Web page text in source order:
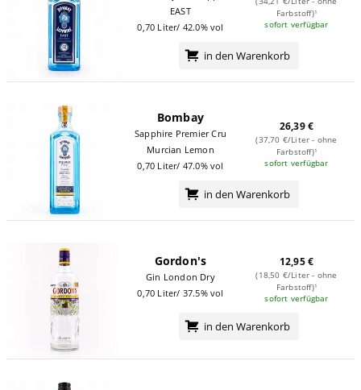
EAST
0,70 Liter/ 42.0% vol
Farbstoff)¹
sofort verfügbar
in den Warenkorb
Bombay
Sapphire Premier Cru
Murcian Lemon
0,70 Liter/ 47.0% vol
26,39 €
(37,70 €/Liter - ohne
Farbstoff)¹
sofort verfügbar
in den Warenkorb
Gordon's
Gin London Dry
0,70 Liter/ 37.5% vol
12,95 €
(18,50 €/Liter - ohne
Farbstoff)¹
sofort verfügbar
in den Warenkorb